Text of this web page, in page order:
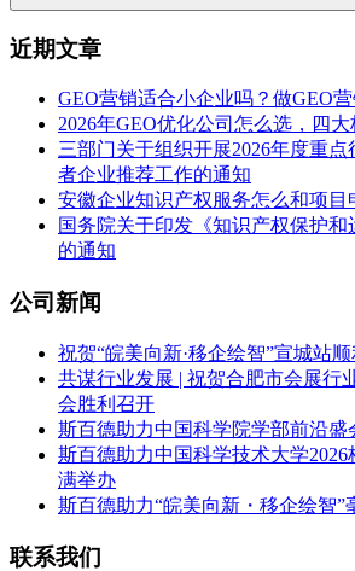
近期文章
GEO营销适合小企业吗？做GEO
2026年GEO优化公司怎么选，四
三部门关于组织开展2026年度重
者企业推荐工作的通知
安徽企业知识产权服务怎么和项目
国务院关于印发《知识产权保护和
的通知
公司新闻
祝贺“皖美向新·移企绘智”宣城站顺
共谋行业发展 | 祝贺合肥市会展行
会胜利召开
斯百德助力中国科学院学部前沿盛
斯百德助力中国科学技术大学2026
满举办
斯百德助力“皖美向新・移企绘智”
联系我们